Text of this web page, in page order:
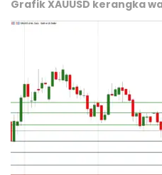
Grafik XAUUSD kerangka